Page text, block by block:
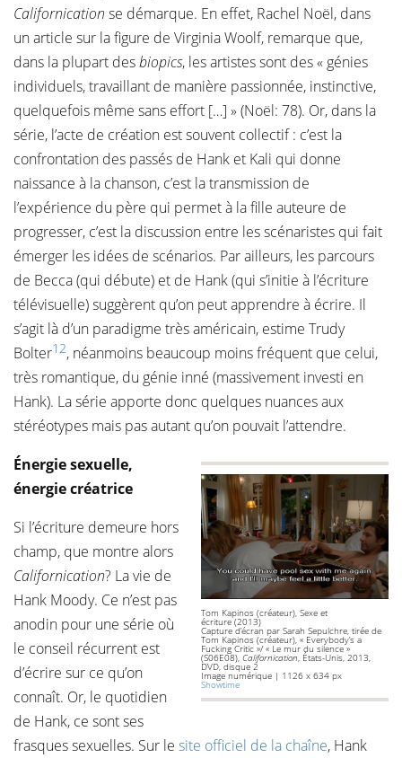
Californication se démarque. En effet, Rachel Noël, dans
un article sur la figure de Virginia Woolf, remarque que,
dans la plupart desbiopics, les artistes sont des « génies
individuels, travaillant de manière passionnée, instinctive,
quelquefois même sans effort […] » (Noël: 78). Or, dans la
série, l’acte de création est souvent collectif : c’est la
confrontation des passés de Hank et Kali qui donne
naissance à la chanson, c’est la transmission de
l’expérience du père qui permet à la fille auteure de
progresser, c’est la discussion entre les scénaristes qui fait
émerger les idées de scénarios. Par ailleurs, les parcours
de Becca (qui débute) et de Hank (qui s’initie à l’écriture
télévisuelle) suggèrent qu’on peut apprendre à écrire. Il
s’agit là d’un paradigme très américain, estime Trudy
Bolter12, néanmoins beaucoup moins fréquent que celui,
très romantique, du génie inné (massivement investi en
Hank). La série apporte donc quelques nuances aux
stéréotypes mais pas autant qu’on pouvait l’attendre.
Tom Kapinos (créateur), Sexe et
écriture (2013)
Capture d’écran par Sarah Sepulchre, tirée de
Tom Kapinos (créateur), « Everybody’s a
Fucking Critic »/ « Le mur du silence »
(S06E08), Californication, États-Unis, 2013,
DVD, disque 2
Image numérique | 1126 x 634 px
Showtime
Énergie sexuelle,
énergie créatrice
Si l’écriture demeure hors
champ, que montre alors
Californication? La vie de
Hank Moody. Ce n’est pas
anodin pour une série où
le conseil récurrent est
d’écrire sur ce qu’on
connaît. Or, le quotidien
de Hank, ce sont ses
frasques sexuelles. Sur le site officiel de la chaîne, Hank